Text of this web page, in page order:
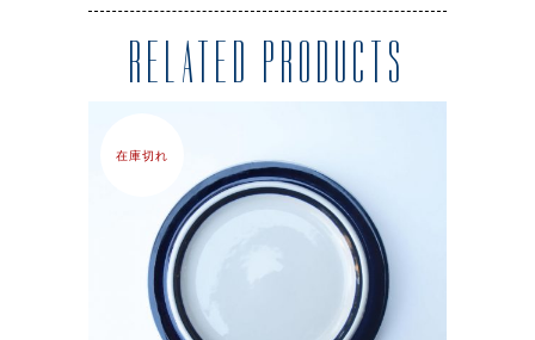
RELATED PRODUCTS
在庫切れ